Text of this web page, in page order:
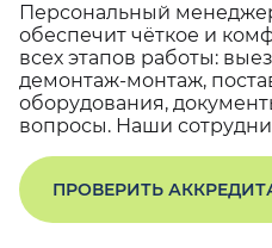
Персональный
обеспечит чёткое и
всех этапов работы:
демонтаж-монтаж,
оборудования,
вопросы. Наши
ПРОВЕРИТЬ